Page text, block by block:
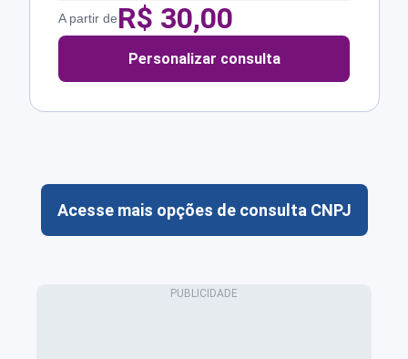
A partir deR$ 30,00
Personalizar consulta
Acesse mais opções de consulta CNPJ